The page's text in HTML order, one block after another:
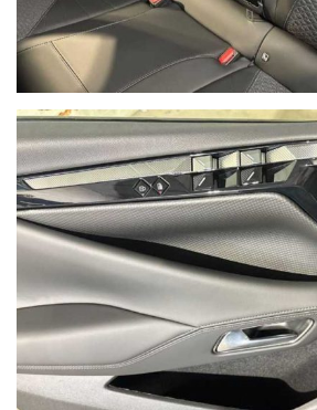
Ho letto e accetto l'informativa
Acconsento al trattamento dei miei
marketing
Invia
Queste informazioni non saranno